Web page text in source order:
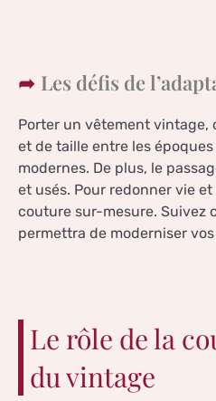
Les défis de
Porter un vêtement vintage,
et de taille entre les
modernes. De plus, le
et usés. Pour redonner vie
couture sur-mesure. Suivez
permettra de moderniser
Le rôle de la
du vintage